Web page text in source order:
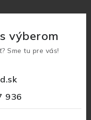
výberom
Sme tu pre vás!
936